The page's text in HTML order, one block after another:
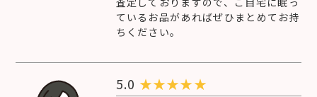
ているお品があればぜひまとめてお持
ちください。
5.0 ★★★★★